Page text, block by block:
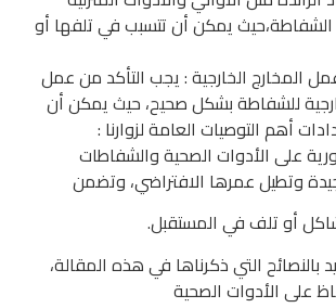
يمكن أن تتسبب في تلفها أو
الخارجية : يجب التأكد من عمل
للشفاطة بشكل صحيح، حيث يمكن أن
أهم التوصيات العامة لزوارنا :
على الأدوات الصحية والشفاطات
وتطيل عمرها الافتراضي، وتضمن
أو تلف في المستقبل.
التي ذكرناها في هذه المقالة،
على الأدوات الصحية